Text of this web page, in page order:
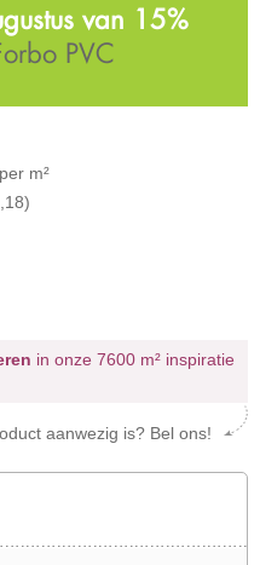
van 15%
PVC
per m²
in onze 7600 m² inspiratie
aanwezig is? Bel ons!